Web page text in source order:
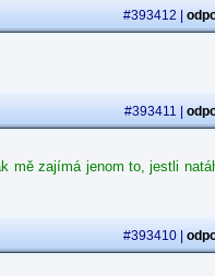
#393412 |
#393411 |
mě zajímá jenom to, jestli
#393410 |